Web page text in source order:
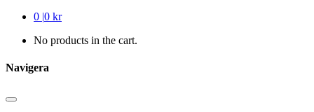
for:
0 |0 kr
No products in the cart.
Navigera